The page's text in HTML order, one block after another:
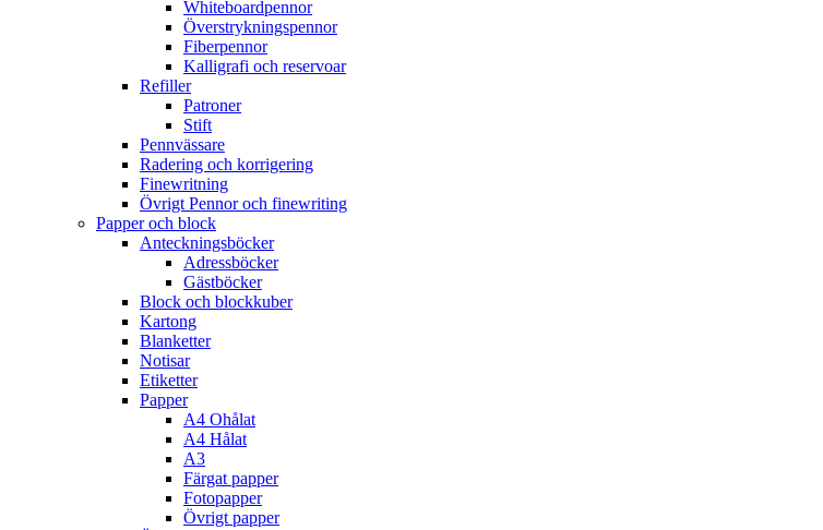
Whiteboardpennor
Överstrykningspennor
Fiberpennor
Kalligrafi och reservoar
Refiller
Patroner
Stift
Pennvässare
Radering och korrigering
Finewritning
Övrigt Pennor och finewriting
Papper och block
Anteckningsböcker
Adressböcker
Gästböcker
Block och blockkuber
Kartong
Blanketter
Notisar
Etiketter
Papper
A4 Ohålat
A4 Hålat
A3
Färgat papper
Fotopapper
Övrigt papper